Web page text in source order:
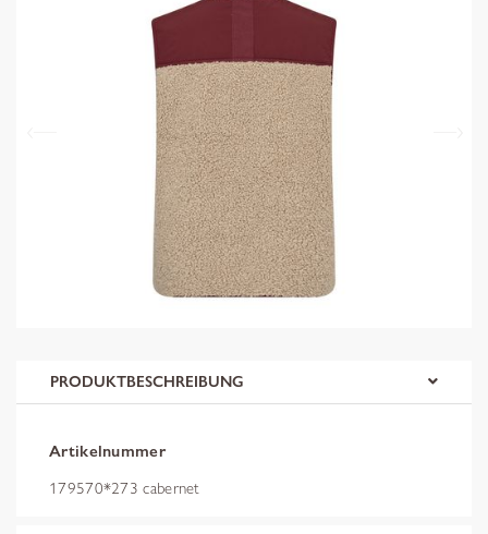
PRODUKTBESCHREIBUNG
Artikelnummer
179570*273 cabernet